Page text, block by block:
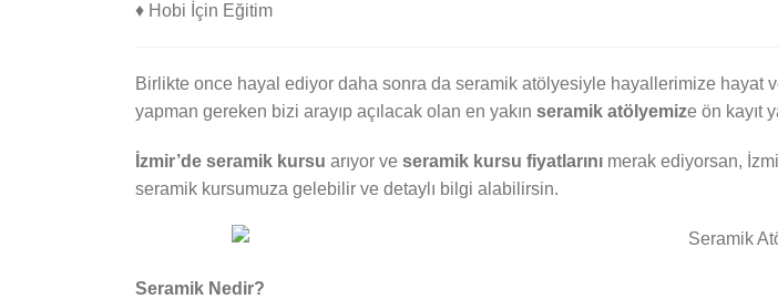
♦ Hobi İçin Eğitim
Birlikte once hayal ediyor daha sonra da seramik atölyesiyle hayallerimize hayat
yapman gereken bizi arayıp açılacak olan en yakın seramik atölyemize ön kayıt
İzmir’de seramik kursu arıyor ve seramik kursu fiyatlarını merak ediyorsan,
seramik kursumuza gelebilir ve detaylı bilgi alabilirsin.
Seramik Nedir?